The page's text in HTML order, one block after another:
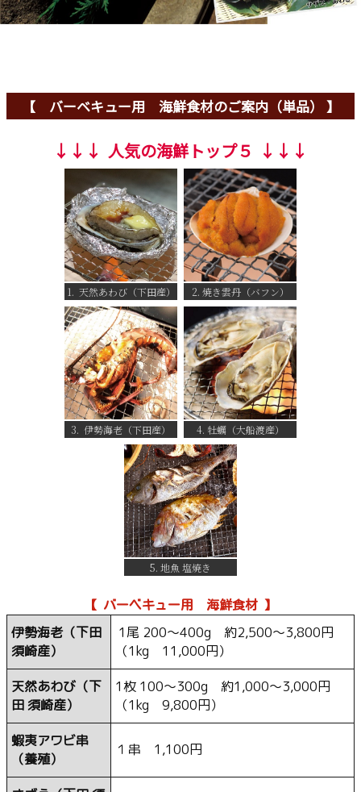
【 バーベキュー用 海鮮食材のご案内（単品） 】
↓↓↓ 人気の海鮮トップ５ ↓↓↓
1. 天然あわび（下田産） 2. 焼き雲丹（バフン）
3. 伊勢海老（下田産） 4. 牡蠣（大船渡産）
5. 地魚 塩焼き
【 バーベキュー用 海鮮食材 】
伊勢海老（下田
須崎産）
1尾 200〜400g 約2,500〜3,800円
（1kg 11,000円）
天然あわび（下
田 須崎産）
1枚 100〜300g 約1,000〜3,000円
（1kg 9,800円）
蝦夷アワビ串
（養殖）
１串 1,100円